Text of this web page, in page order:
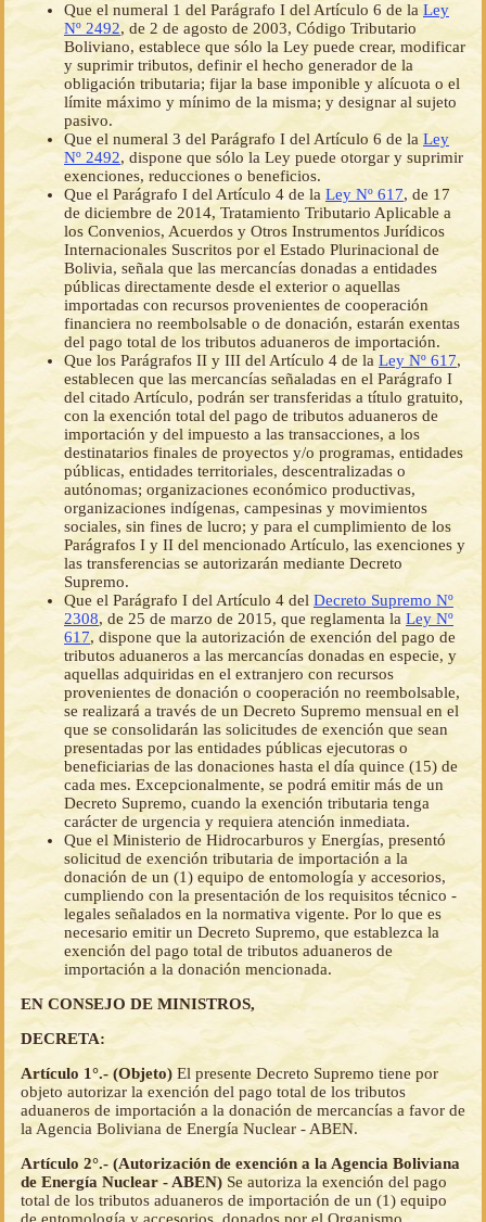
Que el numeral 1 del Parágrafo I del Artículo 6 de laLey
Nº 2492, de 2 de agosto de 2003, Código Tributario
Boliviano, establece que sólo la Ley puede crear, modificar
y suprimir tributos, definir el hecho generador de la
obligación tributaria; fijar la base imponible y alícuota o el
límite máximo y mínimo de la misma; y designar al sujeto
pasivo.
Que el numeral 3 del Parágrafo I del Artículo 6 de la Ley
Nº 2492, dispone que sólo la Ley puede otorgar y suprimir
exenciones, reducciones o beneficios.
Que el Parágrafo I del Artículo 4 de la Ley Nº 617, de 17
de diciembre de 2014, Tratamiento Tributario Aplicable a
los Convenios, Acuerdos y Otros Instrumentos Jurídicos
Internacionales Suscritos por el Estado Plurinacional de
Bolivia, señala que las mercancías donadas a entidades
públicas directamente desde el exterior o aquellas
importadas con recursos provenientes de cooperación
financiera no reembolsable o de donación, estarán exentas
del pago total de los tributos aduaneros de importación.
Que los Parágrafos II y III del Artículo 4 de la Ley Nº 617,
establecen que las mercancías señaladas en el Parágrafo I
del citado Artículo, podrán ser transferidas a título gratuito,
con la exención total del pago de tributos aduaneros de
importación y del impuesto a las transacciones, a los
destinatarios finales de proyectos y/o programas, entidades
públicas, entidades territoriales, descentralizadas o
autónomas; organizaciones económico productivas,
organizaciones indígenas, campesinas y movimientos
sociales, sin fines de lucro; y para el cumplimiento de los
Parágrafos I y II del mencionado Artículo, las exenciones y
las transferencias se autorizarán mediante Decreto
Supremo.
Que el Parágrafo I del Artículo 4 del Decreto Supremo Nº
2308, de 25 de marzo de 2015, que reglamenta la Ley Nº
617, dispone que la autorización de exención del pago de
tributos aduaneros a las mercancías donadas en especie, y
aquellas adquiridas en el extranjero con recursos
provenientes de donación o cooperación no reembolsable,
se realizará a través de un Decreto Supremo mensual en el
que se consolidarán las solicitudes de exención que sean
presentadas por las entidades públicas ejecutoras o
beneficiarias de las donaciones hasta el día quince (15) de
cada mes. Excepcionalmente, se podrá emitir más de un
Decreto Supremo, cuando la exención tributaria tenga
carácter de urgencia y requiera atención inmediata.
Que el Ministerio de Hidrocarburos y Energías, presentó
solicitud de exención tributaria de importación a la
donación de un (1) equipo de entomología y accesorios,
cumpliendo con la presentación de los requisitos técnico -
legales señalados en la normativa vigente. Por lo que es
necesario emitir un Decreto Supremo, que establezca la
exención del pago total de tributos aduaneros de
importación a la donación mencionada.
EN CONSEJO DE MINISTROS,
DECRETA:
Artículo 1°.- (Objeto)El presente Decreto Supremo tiene por
objeto autorizar la exención del pago total de los tributos
aduaneros de importación a la donación de mercancías a favor de
la Agencia Boliviana de Energía Nuclear - ABEN.
Artículo 2°.- (Autorización de exención a la Agencia Boliviana
de Energía Nuclear - ABEN) Se autoriza la exención del pago
total de los tributos aduaneros de importación de un (1) equipo